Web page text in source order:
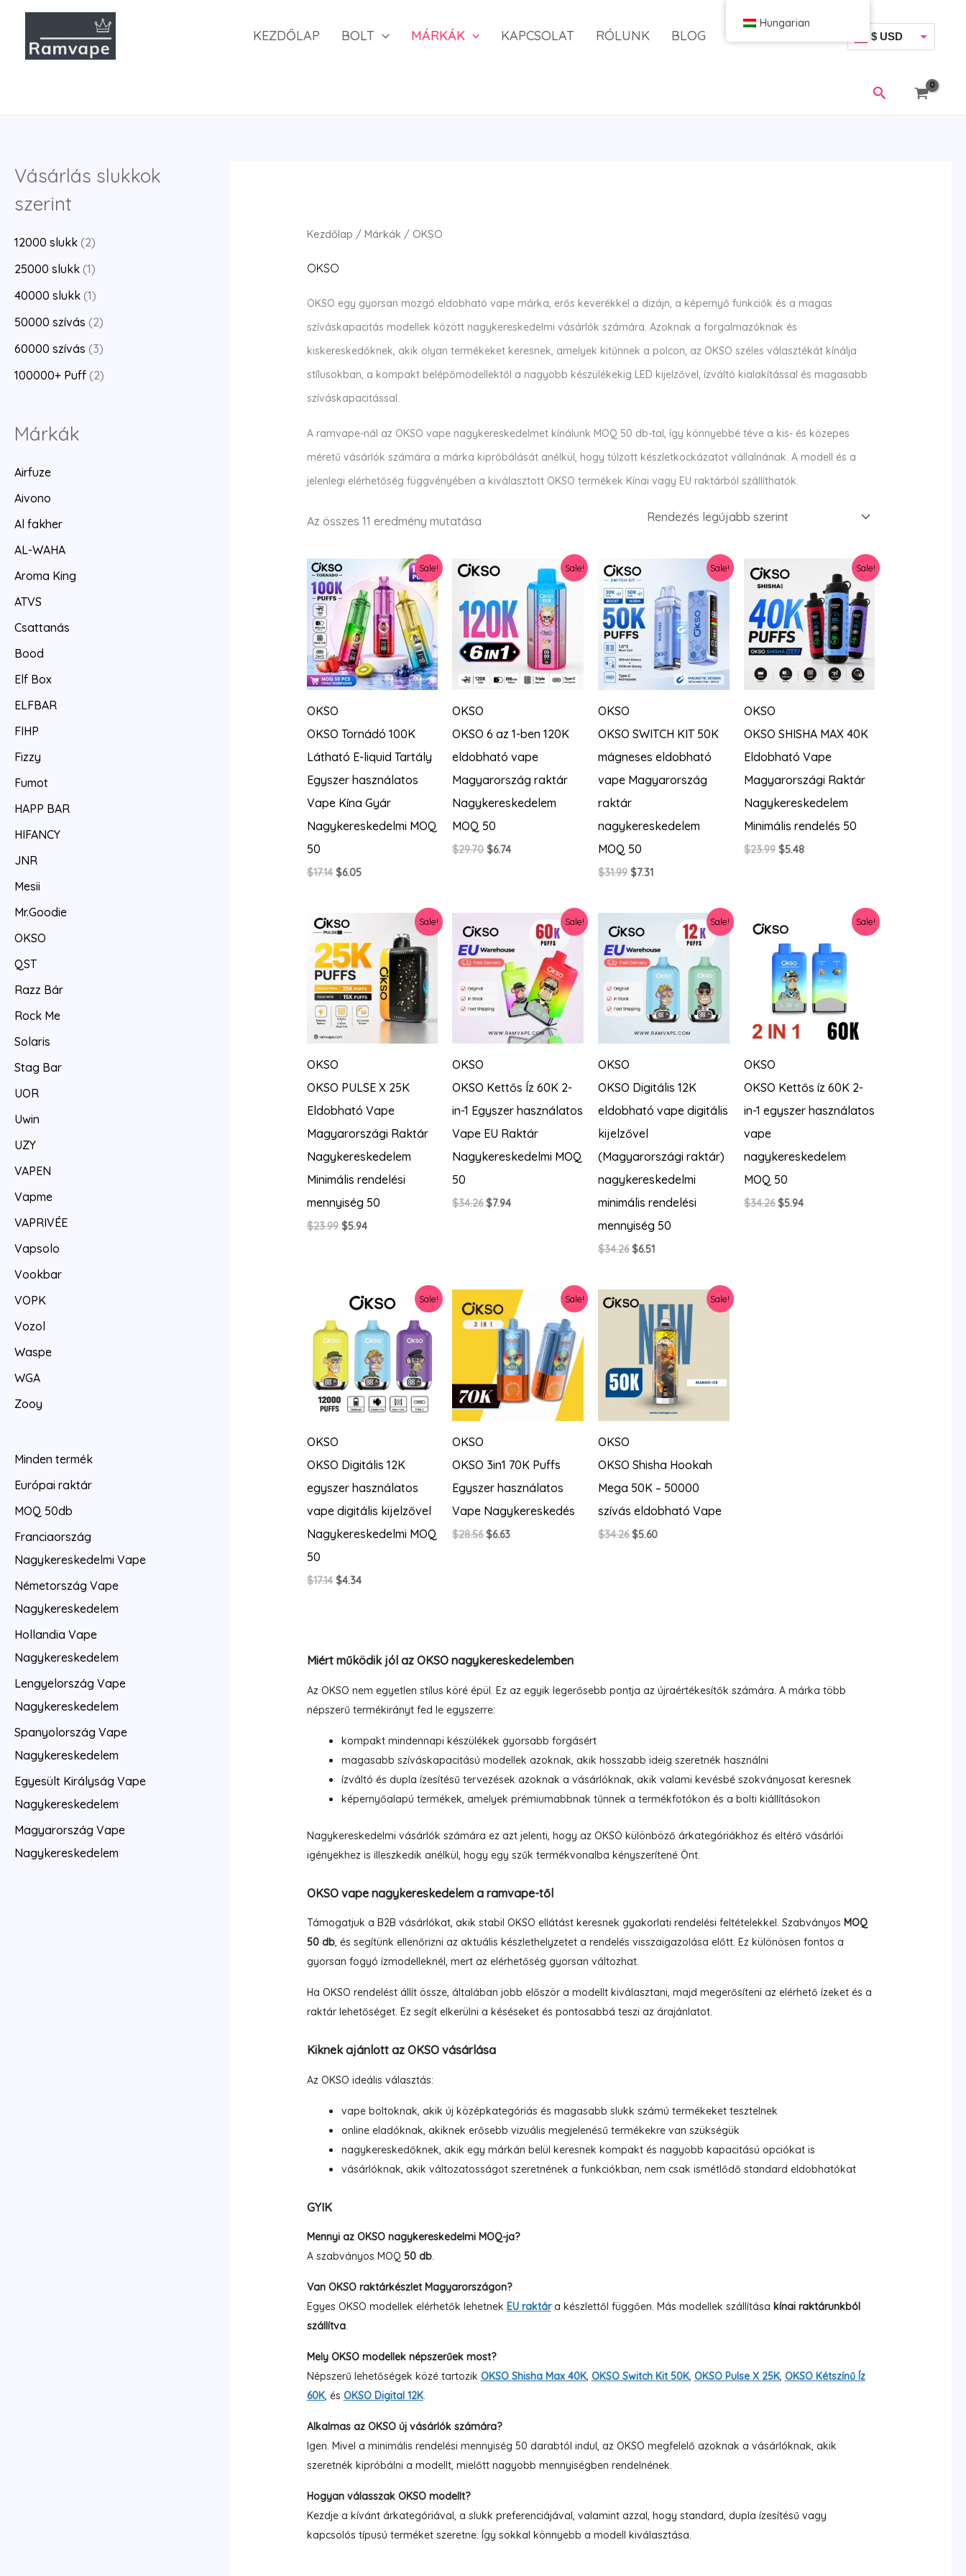
Ugrás
tartalomra
KEZDŐLAP BOLT MÁRKÁK KAPCSOLAT RÓLUNK BLOG $ USD
Keresés
Vásárlás slukkok
szerint
12000 slukk (2)
25000 slukk (1)
40000 slukk (1)
50000 szívás (2)
60000 szívás (3)
100000+ Puff (2)
Márkák
Airfuze
Aivono
Al fakher
AL-WAHA
Aroma King
ATVS
Csattanás
Bood
Elf Box
ELFBAR
FIHP
Fizzy
Fumot
HAPP BAR
HIFANCY
JNR
Mesii
Mr.Goodie
OKSO
QST
Razz Bár
Rock Me
Solaris
Stag Bar
UOR
Uwin
UZY
VAPEN
Vapme
VAPRIVÉE
Vapsolo
Vookbar
VOPK
Vozol
Waspe
WGA
Zooy
Minden termék
Európai raktár
MOQ 50db
Franciaország
Nagykereskedelmi Vape
Németország Vape
Nagykereskedelem
Hollandia Vape
Nagykereskedelem
Lengyelország Vape
Nagykereskedelem
Spanyolország Vape
Nagykereskedelem
Egyesült Királyság Vape
Nagykereskedelem
Magyarország Vape
Nagykereskedelem
Kezdőlap / Márkák / OKSO
OKSO
OKSO egy gyorsan mozgó eldobható vape márka, erős keverékkel a dizájn, a képernyő funkciók és a magas
szíváskapacitás modellek között nagykereskedelmi vásárlók számára. Azoknak a forgalmazóknak és
kiskereskedőknek, akik olyan termékeket keresnek, amelyek kitűnnek a polcon, az OKSO széles választékát kínálja
stílusokban, a kompakt belépőmodellektől a nagyobb készülékekig LED kijelzővel, ízváltó kialakítással és magasabb
szíváskapacitással.
A ramvape-nál az OKSO vape nagykereskedelmet kínálunk MOQ 50 db-tal, így könnyebbé téve a kis- és közepes
méretű vásárlók számára a márka kipróbálását anélkül, hogy túlzott készletkockázatot vállalnának. A modell és a
jelenlegi elérhetőség függvényében a kiválasztott OKSO termékek Kínai vagy EU raktárból szállíthatók.
Az összes 11 eredmény mutatásaRendezés
Sale!
OKSO
OKSO Tornádó 100K
Látható E-liquid Tartály
Egyszer használatos
Vape Kína Gyár
Nagykereskedelmi MOQ
50
$17.14 Original
$6.05Current
Sale!
OKSO
OKSO 6 az 1-ben 120K
eldobható vape
Magyarország raktár
Nagykereskedelem
MOQ 50
$29.70 Original
$6.74Current
Sale!
OKSO
OKSO SWITCH KIT 50K
mágneses eldobható
vape Magyarország
raktár
nagykereskedelem
MOQ 50
$31.99 Original
$31.99.
$7.31Current
$7.31.
Sale!
OKSO
OKSO SHISHA MAX 40K
Eldobható Vape
Magyarországi Raktár
Nagykereskedelem
Minimális rendelés 50
$23.99 Original
$5.48Current
Sale!
OKSO
OKSO PULSE X 25K
Eldobható Vape
Magyarországi Raktár
Nagykereskedelem
Minimális rendelési
mennyiség 50
$23.99 Original
$5.94Current
Sale!
OKSO
OKSO Kettős Íz 60K 2-
in-1 Egyszer használatos
Vape EU Raktár
Nagykereskedelmi MOQ
50
$34.26 Original
$7.94Current
Sale!
OKSO
OKSO Digitális 12K
eldobható vape digitális
kijelzővel
(Magyarországi raktár)
nagykereskedelmi
minimális rendelési
mennyiség 50
$34.26 Original
$34.26.
$6.51Current
$6.51.
Sale!
OKSO
OKSO Kettős íz 60K 2-
in-1 egyszer használatos
vape
nagykereskedelem
MOQ 50
$34.26 Original
$5.94Current
Sale!
OKSO
OKSO Digitális 12K
egyszer használatos
vape digitális kijelzővel
Nagykereskedelmi MOQ
50
$17.14 Original
$4.34Current
Sale!
OKSO
OKSO 3in1 70K Puffs
Egyszer használatos
Vape Nagykereskedés
$28.56 Original
$6.63Current
Sale!
OKSO
OKSO Shisha Hookah
Mega 50K – 50000
szívás eldobható Vape
$34.26 Original
$5.60Current
Miért működik jól az OKSO nagykereskedelemben
Az OKSO nem egyetlen stílus köré épül. Ez az egyik legerősebb pontja az újraértékesítők számára. A márka több
népszerű termékirányt fed le egyszerre:
kompakt mindennapi készülékek gyorsabb forgásért
magasabb szíváskapacitású modellek azoknak, akik hosszabb ideig szeretnék használni
ízváltó és dupla ízesítésű tervezések azoknak a vásárlóknak, akik valami kevésbé szokványosat keresnek
képernyőalapú termékek, amelyek prémiumabbnak tűnnek a termékfotókon és a bolti kiállításokon
Nagykereskedelmi vásárlók számára ez azt jelenti, hogy az OKSO különböző árkategóriákhoz és eltérő vásárlói
igényekhez is illeszkedik anélkül, hogy egy szűk termékvonalba kényszerítené Önt.
OKSO vape nagykereskedelem a ramvape-től
Támogatjuk a B2B vásárlókat, akik stabil OKSO ellátást keresnek gyakorlati rendelési feltételekkel. Szabványos MOQ
50 db, és segítünk ellenőrizni az aktuális készlethelyzetet a rendelés visszaigazolása előtt. Ez különösen fontos a
gyorsan fogyó ízmodelleknél, mert az elérhetőség gyorsan változhat.
Ha OKSO rendelést állít össze, általában jobb először a modellt kiválasztani, majd megerősíteni az elérhető ízeket és a
raktár lehetőséget. Ez segít elkerülni a késéseket és pontosabbá teszi az árajánlatot.
Kiknek ajánlott az OKSO vásárlása
Az OKSO ideális választás:
vape boltoknak, akik új középkategóriás és magasabb slukk számú termékeket tesztelnek
online eladóknak, akiknek erősebb vizuális megjelenésű termékekre van szükségük
nagykereskedőknek, akik egy márkán belül keresnek kompakt és nagyobb kapacitású opciókat is
vásárlóknak, akik változatosságot szeretnének a funkciókban, nem csak ismétlődő standard eldobhatókat
GYIK
Mennyi az OKSO nagykereskedelmi MOQ-ja?
A szabványos MOQ 50 db.
Van OKSO raktárkészlet Magyarországon?
Egyes OKSO modellek elérhetők lehetnek EU raktára készlettől függően. Más modellek szállítása kínai raktárunkból
szállítva.
Mely OKSO modellek népszerűek most?
Népszerű lehetőségek közé tartozik OKSO Shisha Max 40K, OKSO Switch Kit 50K, OKSO Pulse X 25K, OKSO Kétszínű Íz
60K, és OKSO Digital 12K.
Alkalmas az OKSO új vásárlók számára?
Igen. Mivel a minimális rendelési mennyiség 50 darabtól indul, az OKSO megfelelő azoknak a vásárlóknak, akik
szeretnék kipróbálni a modellt, mielőtt nagyobb mennyiségben rendelnének.
Hogyan válasszak OKSO modellt?
Kezdje a kívánt árkategóriával, a slukk preferenciájával, valamint azzal, hogy standard, dupla ízesítésű vagy
kapcsolós típusú terméket szeretne. Így sokkal könnyebb a modell kiválasztása.
Hungarian